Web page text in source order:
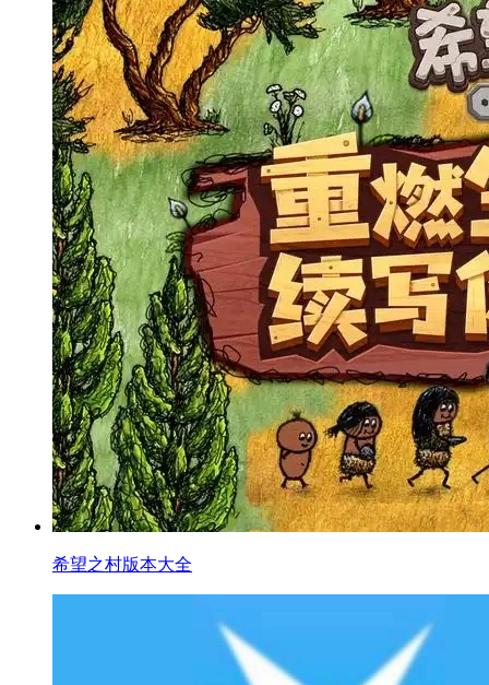
希望之村版本大全